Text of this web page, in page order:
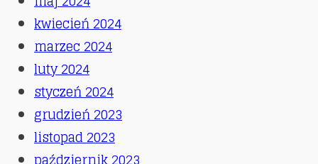
kwiecień 2024
marzec 2024
luty 2024
styczeń 2024
grudzień 2023
listopad 2023